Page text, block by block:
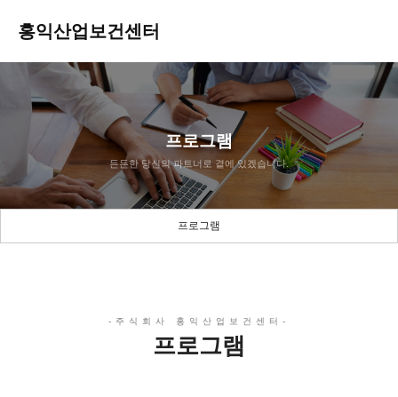
홍익산업보건센터
프로그램
든든한 당신의 파트너로 곁에 있겠습니다.
프로그램
프로그램